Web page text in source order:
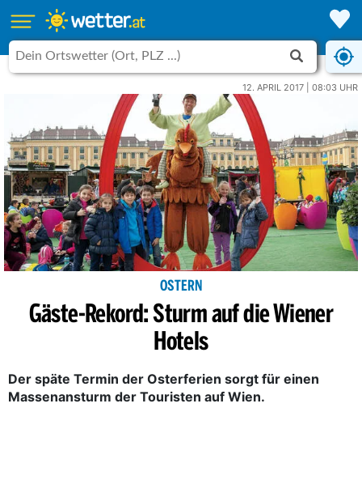
12. APRIL 2017 | 08:03 UHR
OSTERN
Gäste-Rekord: Sturm auf die Wiener
Hotels
Der späte Termin der Osterferien sorgt für einen
Massenansturm der Touristen auf Wien.